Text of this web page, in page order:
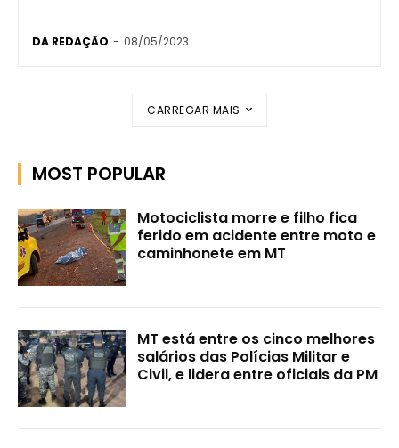
DA REDAÇÃO - 08/05/2023
CARREGAR MAIS
MOST POPULAR
Motociclista morre e filho fica
ferido em acidente entre moto e
caminhonete em MT
MT está entre os cinco melhores
salários das Polícias Militar e
Civil, e lidera entre oficiais da PM